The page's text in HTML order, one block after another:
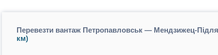
Перевезти вантаж Петропавловськ — Мендзижец-
км)